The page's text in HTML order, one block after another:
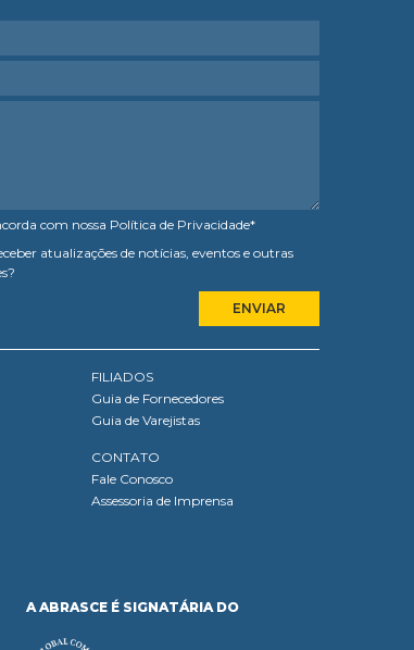
com nossa Política de Privacidade*
atualizações de notícias, eventos e outras
FILIADOS
Guia de Fornecedores
Guia de Varejistas
CONTATO
Fale Conosco
Assessoria de Imprensa
A ABRASCE É SIGNATÁRIA DO